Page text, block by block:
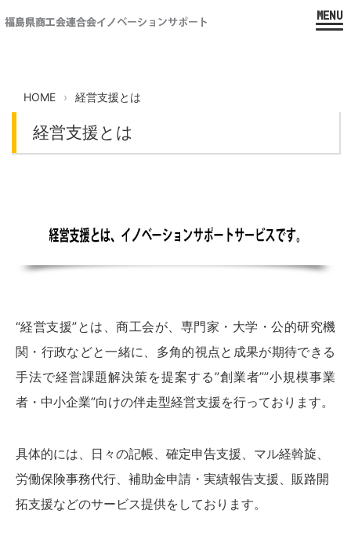
HOME 経営支援とは
経営支援とは
“経営支援”とは、商工会が、専門家・大学・公的研究機
関・行政などと一緒に、多角的視点と成果が期待できる
手法で経営課題解決策を提案する”創業者””小規模事業
者・中小企業”向けの伴走型経営支援を行っております。
具体的には、日々の記帳、確定申告支援、マル経斡旋、
労働保険事務代行、補助金申請・実績報告支援、販路開
拓支援などのサービス提供をしております。